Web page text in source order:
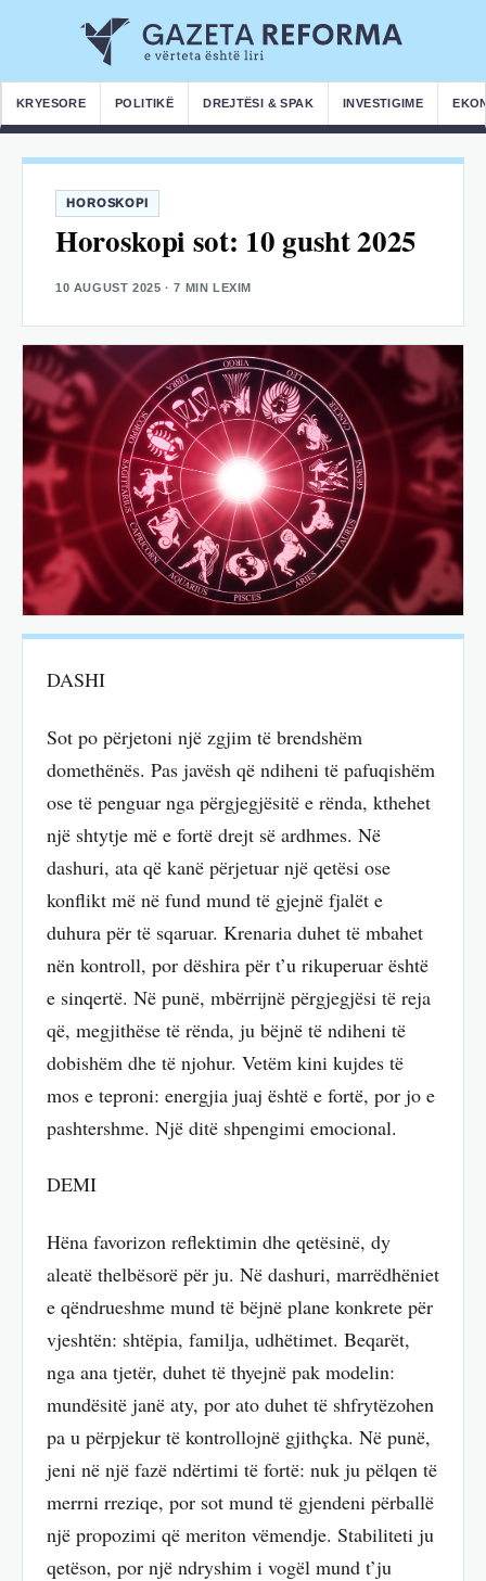
KRYESORE POLITIKË DREJTËSI & SPAK INVESTIGIME
HOROSKOPI
Horoskopi sot: 10 gusht 2025
10 AUGUST 2025 · 7 MIN LEXIM
DASHI
Sot po përjetoni një zgjim të brendshëm
domethënës. Pas javësh që ndiheni të pafuqishëm
ose të penguar nga përgjegjësitë e rënda, kthehet
një shtytje më e fortë drejt së ardhmes. Në
dashuri, ata që kanë përjetuar një qetësi ose
konflikt më në fund mund të gjejnë fjalët e
duhura për të sqaruar. Krenaria duhet të mbahet
nën kontroll, por dëshira për t’u rikuperuar është
e sinqertë. Në punë, mbërrijnë përgjegjësi të reja
që, megjithëse të rënda, ju bëjnë të ndiheni të
dobishëm dhe të njohur. Vetëm kini kujdes të
mos e teproni: energjia juaj është e fortë, por jo e
pashtershme. Një ditë shpengimi emocional.
DEMI
Hëna favorizon reflektimin dhe qetësinë, dy
aleatë thelbësorë për ju. Në dashuri, marrëdhëniet
e qëndrueshme mund të bëjnë plane konkrete për
vjeshtën: shtëpia, familja, udhëtimet. Beqarët,
nga ana tjetër, duhet të thyejnë pak modelin:
mundësitë janë aty, por ato duhet të shfrytëzohen
pa u përpjekur të kontrollojnë gjithçka. Në punë,
jeni në një fazë ndërtimi të fortë: nuk ju pëlqen të
merrni rreziqe, por sot mund të gjendeni përballë
një propozimi që meriton vëmendje. Stabiliteti ju
qetëson, por një ndryshim i vogël mund t’ju